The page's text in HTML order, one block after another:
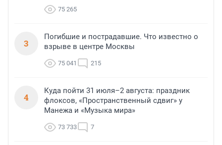
75 265
3
Погибшие и пострадавшие. Что известно о
взрыве в центре Москвы
75 041 215
4
Куда пойти 31 июля–2 августа: праздник
флоксов, «Пространственный сдвиг» у
Манежа и «Музыка мира»
73 733 7